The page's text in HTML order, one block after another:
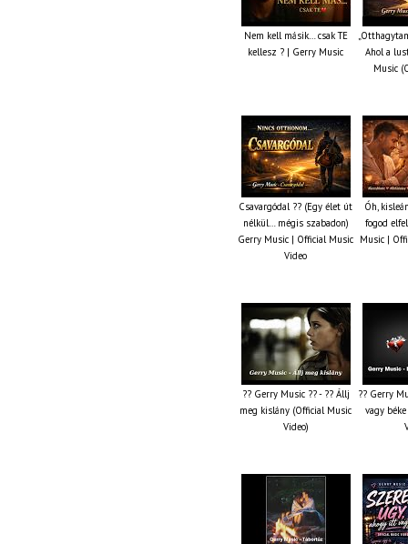
Nem kell másik… csak TE
kellesz ? | Gerry Music
Ahol a
Music
Csavargódal ?? (Egy élet út
nélkül… mégis szabadon)
Gerry Music | Official Music
Video
Óh,
fogod
Music |
?? Gerry Music ?? - ?? Állj
meg kislány (Official Music
Video)
?? Gerry
vagy